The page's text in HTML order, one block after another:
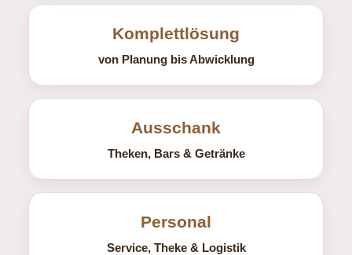
Komplettlösung
von Planung bis Abwicklung
Ausschank
Theken, Bars & Getränke
Personal
Service, Theke & Logistik